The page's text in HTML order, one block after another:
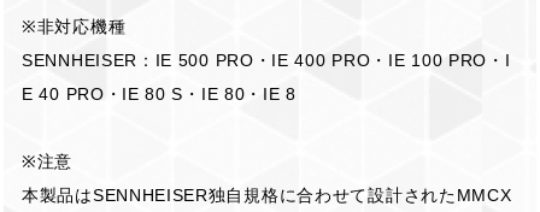
※非対応機種
SENNHEISER：IE 500 PRO・IE 400 PRO・IE 100 PRO・I
E 40 PRO・IE 80 S・IE 80・IE 8
※注意
本製品はSENNHEISER独自規格に合わせて設計されたMMCX